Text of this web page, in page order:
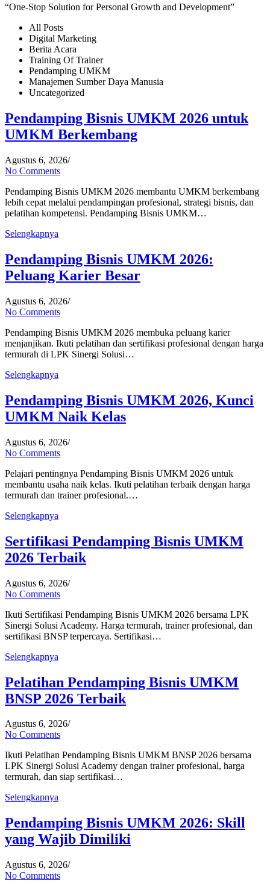
“One-Stop Solution for Personal Growth and Development”
All Posts
Digital Marketing
Berita Acara
Training Of Trainer
Pendamping UMKM
Manajemen Sumber Daya Manusia
Uncategorized
Pendamping Bisnis UMKM 2026 untuk
UMKM Berkembang
Agustus 6, 2026/
No Comments
Pendamping Bisnis UMKM 2026 membantu UMKM berkembang
lebih cepat melalui pendampingan profesional, strategi bisnis, dan
pelatihan kompetensi. Pendamping Bisnis UMKM…
Selengkapnya
Pendamping Bisnis UMKM 2026:
Peluang Karier Besar
Agustus 6, 2026/
No Comments
Pendamping Bisnis UMKM 2026 membuka peluang karier
menjanjikan. Ikuti pelatihan dan sertifikasi profesional dengan harga
termurah di LPK Sinergi Solusi…
Selengkapnya
Pendamping Bisnis UMKM 2026, Kunci
UMKM Naik Kelas
Agustus 6, 2026/
No Comments
Pelajari pentingnya Pendamping Bisnis UMKM 2026 untuk
membantu usaha naik kelas. Ikuti pelatihan terbaik dengan harga
termurah dan trainer profesional.…
Selengkapnya
Sertifikasi Pendamping Bisnis UMKM
2026 Terbaik
Agustus 6, 2026/
No Comments
Ikuti Sertifikasi Pendamping Bisnis UMKM 2026 bersama LPK
Sinergi Solusi Academy. Harga termurah, trainer profesional, dan
sertifikasi BNSP terpercaya. Sertifikasi…
Selengkapnya
Pelatihan Pendamping Bisnis UMKM
BNSP 2026 Terbaik
Agustus 6, 2026/
No Comments
Ikuti Pelatihan Pendamping Bisnis UMKM BNSP 2026 bersama
LPK Sinergi Solusi Academy dengan trainer profesional, harga
termurah, dan siap sertifikasi…
Selengkapnya
Pendamping Bisnis UMKM 2026: Skill
yang Wajib Dimiliki
Agustus 6, 2026/
No Comments